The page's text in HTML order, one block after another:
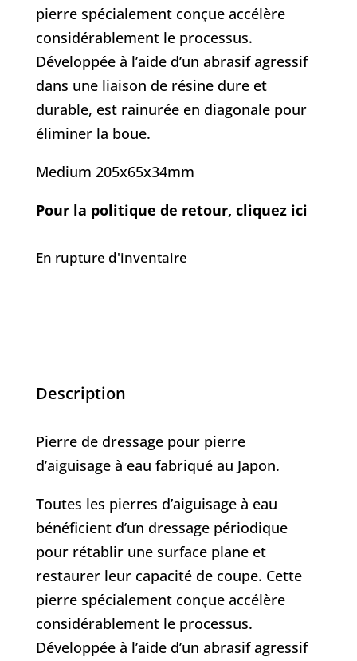
pierre spécialement conçue accélère
considérablement le processus.
Développée à l’aide d’un abrasif agressif
dans une liaison de résine dure et
durable, est rainurée en diagonale pour
éliminer la boue.
Medium 205x65x34mm
Pour la politique de retour, cliquez ici
En rupture d'inventaire
Description
Pierre de dressage pour pierre
d’aiguisage à eau fabriqué au Japon.
Toutes les pierres d’aiguisage à eau
bénéficient d’un dressage périodique
pour rétablir une surface plane et
restaurer leur capacité de coupe. Cette
pierre spécialement conçue accélère
considérablement le processus.
Développée à l’aide d’un abrasif agressif